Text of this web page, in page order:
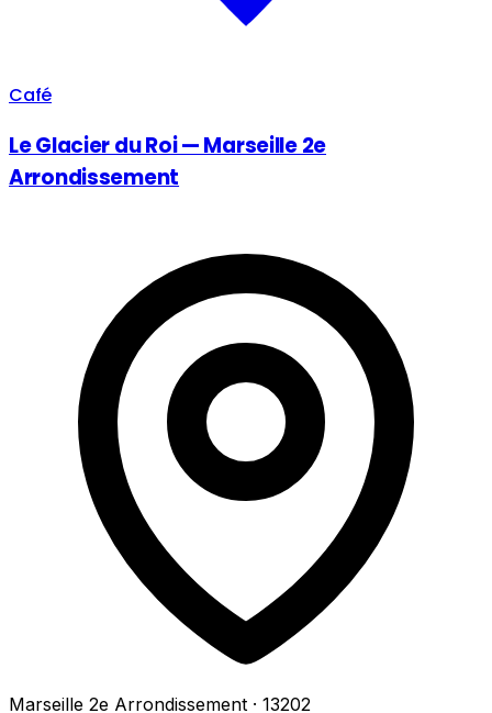
Café
Le Glacier du Roi — Marseille 2e
Arrondissement
Marseille 2e Arrondissement · 13202